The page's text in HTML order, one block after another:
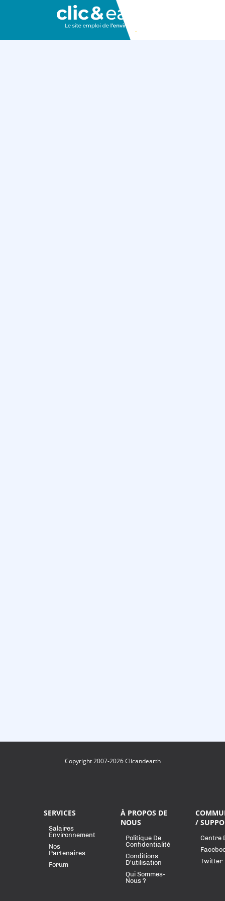
Copyright 2007-2026 Clicandearth
SERVICES
Salaires
Environnement
Nos
Partenaires
Forum
À PROPOS DE
NOUS
Politique De
Confidentialité
Conditions
D'utilisation
Qui Sommes-
Nous ?
/
Centre
Twitter